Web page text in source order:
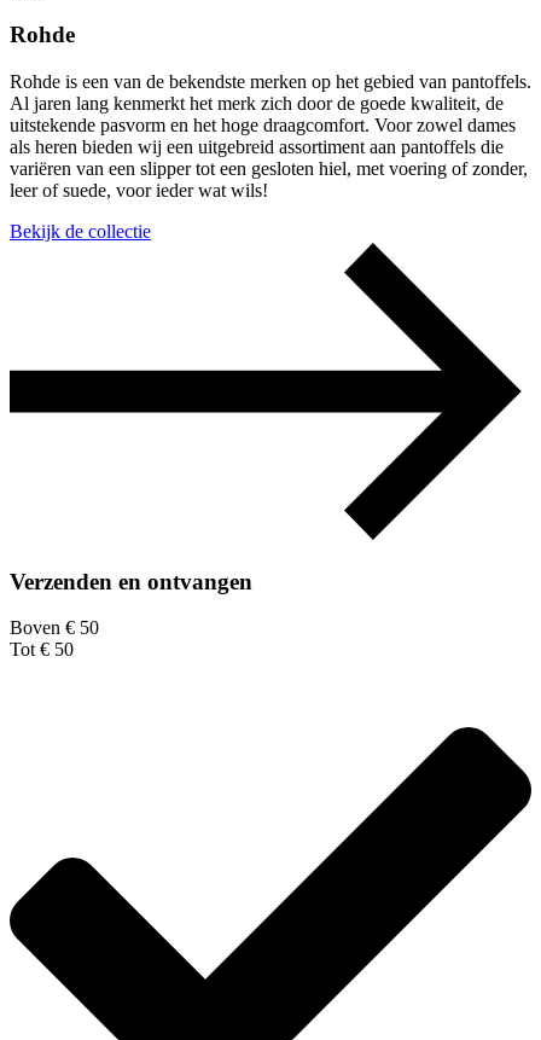
Rohde
Rohde is een van de bekendste merken op het gebied van pantoffels.
Al jaren lang kenmerkt het merk zich door de goede kwaliteit, de
uitstekende pasvorm en het hoge draagcomfort. Voor zowel dames
als heren bieden wij een uitgebreid assortiment aan pantoffels die
variëren van een slipper tot een gesloten hiel, met voering of zonder,
leer of suede, voor ieder wat wils!
Bekijk de collectie
Verzenden en ontvangen
Boven € 50
Tot € 50